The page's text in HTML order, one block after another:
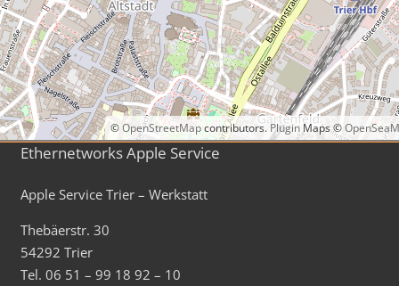
©OpenStreetMapcontributors.Plugin Maps ©
Ethernetworks Apple Service
Apple Service Trier – Werkstatt
Thebäerstr. 30
54292 Trier
Tel. 06 51 – 99 18 92 – 10